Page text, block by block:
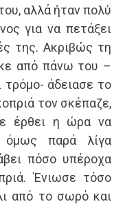
αλλά ήταν πολύ
για να πετάξει
της. Ακριβώς τη
από πάνω του –
τρόμο- άδειασε το
τον σκέπαζε,
έρθει η ώρα να
όμως παρά λίγα
πόσο υπέροχα
Ένιωσε τόσο
από το σωρό και